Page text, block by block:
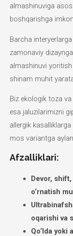
almashinuviga
boshqarishga
Barcha
zamonaviy
almashinuvi
shinam muhit
Biz ekologik toza
esa jaluzilarimizni
allergik
mos variantga
Afzalliklari:
Devor,
o‘rnatish
oqarishi va
Qo‘lda yoki